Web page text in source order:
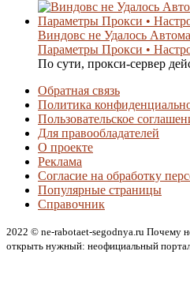
Виндовс не Удалось
Параметры Прокси •
По сути, прокси-сервер
Обратная связь
Политика
Пользовательское
Для правообладателей
О проекте
Реклама
Согласие на обработку
Популярные страницы
Справочник
2022 © ne-rabotaet-segodnya.ru Почему
открыть нужный: неофициальный